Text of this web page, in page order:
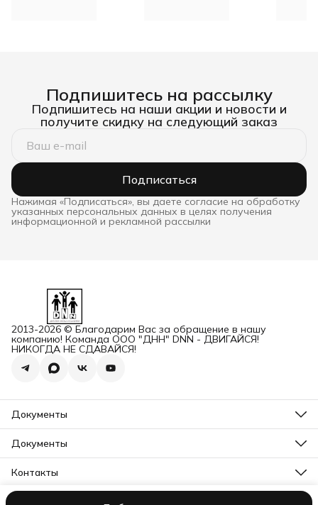
Подпишитесь на рассылку
Подпишитесь на наши акции и новости и
получите скидку на следующий заказ
Подписаться
Нажимая «Подписаться», вы даете согласие на обработку
указанных персональных данных в целях получения
информационной и рекламной рассылки
2013-2026 © Благодарим Вас за обращение в нашу
компанию! Команда ООО "ДНН" DNN - ДВИГАЙСЯ!
НИКОГДА НЕ СДАВАЙСЯ!
Документы
ОГРН
Карточка ООО ДННСПОРТ
Сертификат соответствия
Карточка ООО ДНН
Документы
Прайс ДНН 12-2025
Свидетельство на товарный знак
Отказное письмо DNN
Заявление на возврат товара физ лицо
Контакты
Адрес